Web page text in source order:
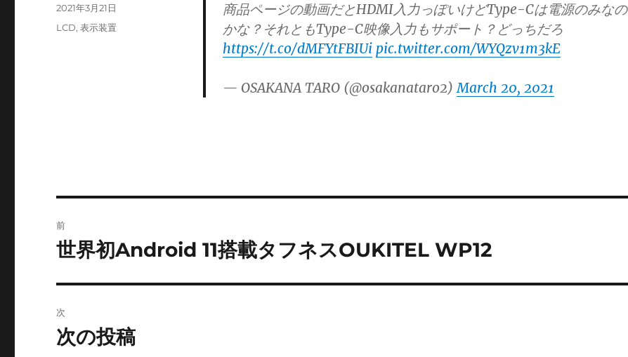
商品ページの動画だとHDMI入力っぽいけどType-Cは電源のみなの
かな？それともType-C映像入力もサポート？どっちだろ
https://t.co/dMFYtFBIUi pic.twitter.com/WYQzv1m3kE
— OSAKANA TARO (@osakanataro2)March 20, 2021
投
2021年3月21日
カ
LCD,表示装置
稿
ゲ
前
前
投
稿:
世界初Android 11搭載タフネスOUKITEL WP12
次
次
次の投稿